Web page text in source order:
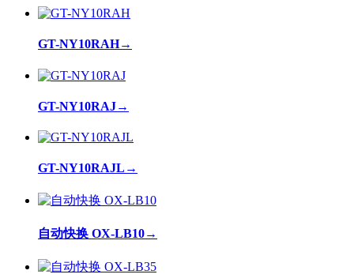
GT-NY10RAH→
GT-NY10RAJ→
GT-NY10RAJL →
自动快换 OX-LB10→